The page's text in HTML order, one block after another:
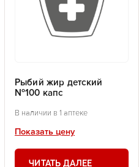
Рыбий жир детский
№100 капс
В наличии в 1 аптеке
Показать цену
ЧИТАТЬ ДАЛЕЕ